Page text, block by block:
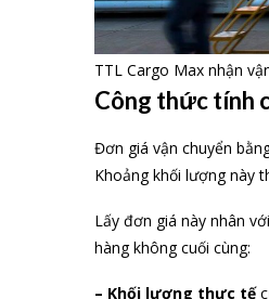
TTL Cargo Max nhận
Công thức tính
Đơn giá vận chuyển
Khoảng khối lượng này
Lấy đơn giá này nhân
hàng không cuối cùng:
– Khối lượng thực tế